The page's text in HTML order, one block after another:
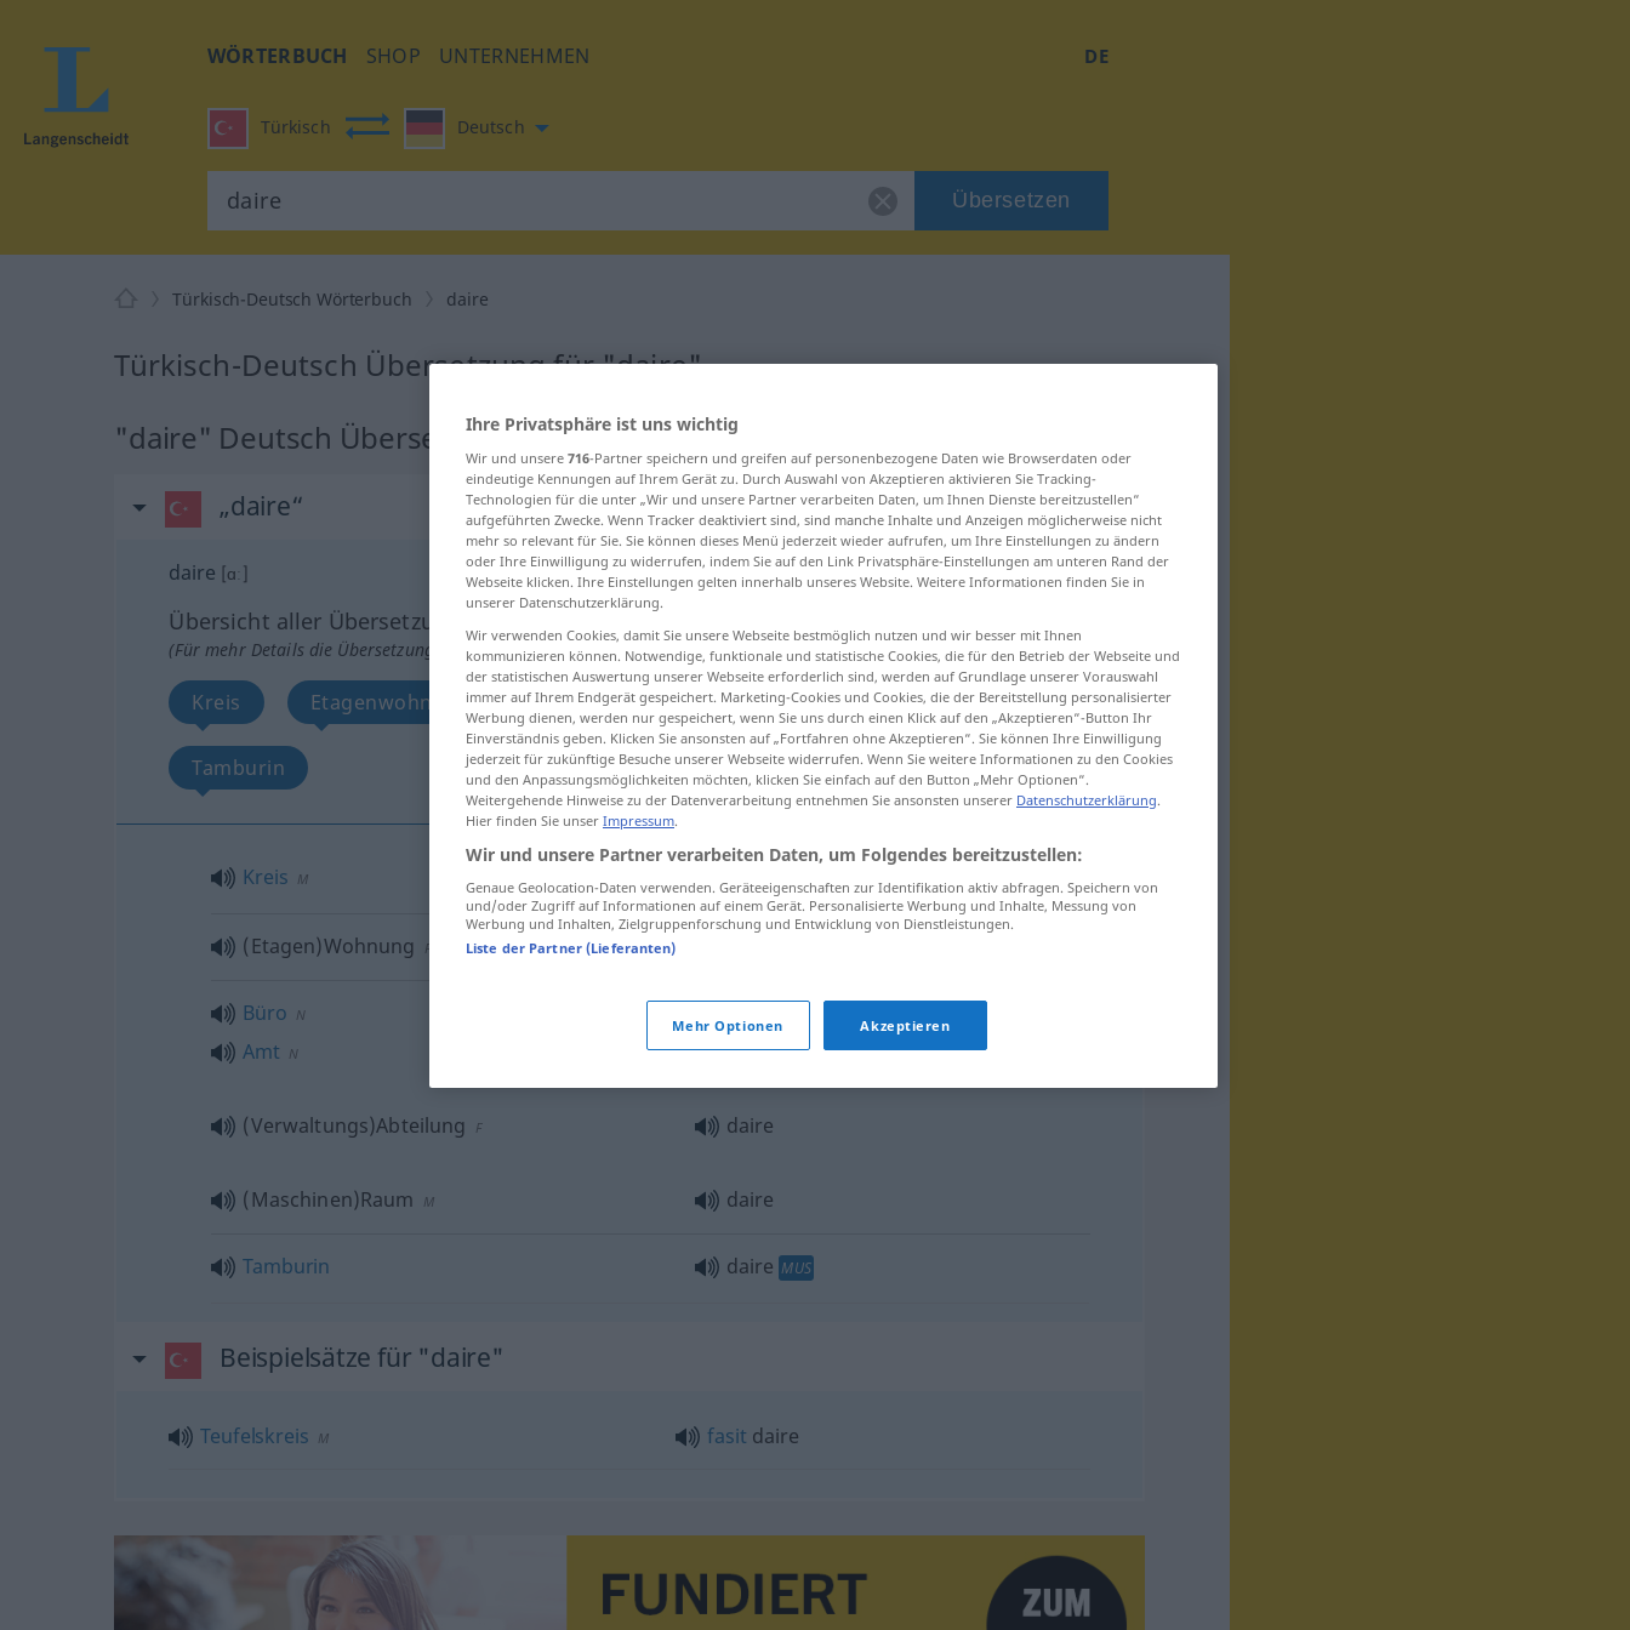
WÖRTERBUCH SHOP UNTERNEHMEN DE
Türkisch Deutsch
Übersetzen
Türkisch-Deutsch Wörterbuch daire
Türkisch-Deutsch Übersetzung für "daire"
"daire" Deutsch Übersetzung
„daire“
daire [ɑː]
Übersicht aller Übersetzungen
(Für mehr Details die Übersetzung anklicken/antippen)
Kreis Etagenwohnung Büro, Verwaltungsabteilung, Maschinenraum, Amt
Tamburin
Kreis M daire MATH
(Etagen)Wohnung F
Büro N
Amt N
(Verwaltungs)Abteilung F daire
(Maschinen)Raum M daire
Tamburin daire MUS
Beispielsätze für "daire"
Teufelskreis M fasit daire
Ihre Privatsphäre ist uns wichtig
Wir und unsere 716-Partner speichern und greifen auf personenbezogene Daten wie Browserdaten oder
eindeutige Kennungen auf Ihrem Gerät zu. Durch Auswahl von Akzeptieren aktivieren Sie Tracking-
Technologien für die unter „Wir und unsere Partner verarbeiten Daten, um Ihnen Dienste bereitzustellen“
aufgeführten Zwecke. Wenn Tracker deaktiviert sind, sind manche Inhalte und Anzeigen möglicherweise nicht
mehr so relevant für Sie. Sie können dieses Menü jederzeit wieder aufrufen, um Ihre Einstellungen zu ändern
oder Ihre Einwilligung zu widerrufen, indem Sie auf den Link Privatsphäre-Einstellungen am unteren Rand der
Webseite klicken. Ihre Einstellungen gelten innerhalb unseres Website. Weitere Informationen finden Sie in
unserer Datenschutzerklärung.
Wir verwenden Cookies, damit Sie unsere Webseite bestmöglich nutzen und wir besser mit Ihnen
kommunizieren können. Notwendige, funktionale und statistische Cookies, die für den Betrieb der Webseite und
der statistischen Auswertung unserer Webseite erforderlich sind, werden auf Grundlage unserer Vorauswahl
immer auf Ihrem Endgerät gespeichert. Marketing-Cookies und Cookies, die der Bereitstellung personalisierter
Werbung dienen, werden nur gespeichert, wenn Sie uns durch einen Klick auf den „Akzeptieren“-Button Ihr
Einverständnis geben. Klicken Sie ansonsten auf „Fortfahren ohne Akzeptieren“. Sie können Ihre Einwilligung
jederzeit für zukünftige Besuche unserer Webseite widerrufen. Wenn Sie weitere Informationen zu den Cookies
und den Anpassungsmöglichkeiten möchten, klicken Sie einfach auf den Button „Mehr Optionen“.
Weitergehende Hinweise zu der Datenverarbeitung entnehmen Sie ansonsten unserer Datenschutzerklärung.
Hier finden Sie unser Impressum.
Wir und unsere Partner verarbeiten Daten, um Folgendes bereitzustellen:
Genaue Geolocation-Daten verwenden. Geräteeigenschaften zur Identifikation aktiv abfragen. Speichern von
und/oder Zugriff auf Informationen auf einem Gerät. Personalisierte Werbung und Inhalte, Messung von
Werbung und Inhalten, Zielgruppenforschung und Entwicklung von Dienstleistungen.
Liste der Partner (Lieferanten)
Mehr Optionen Akzeptieren